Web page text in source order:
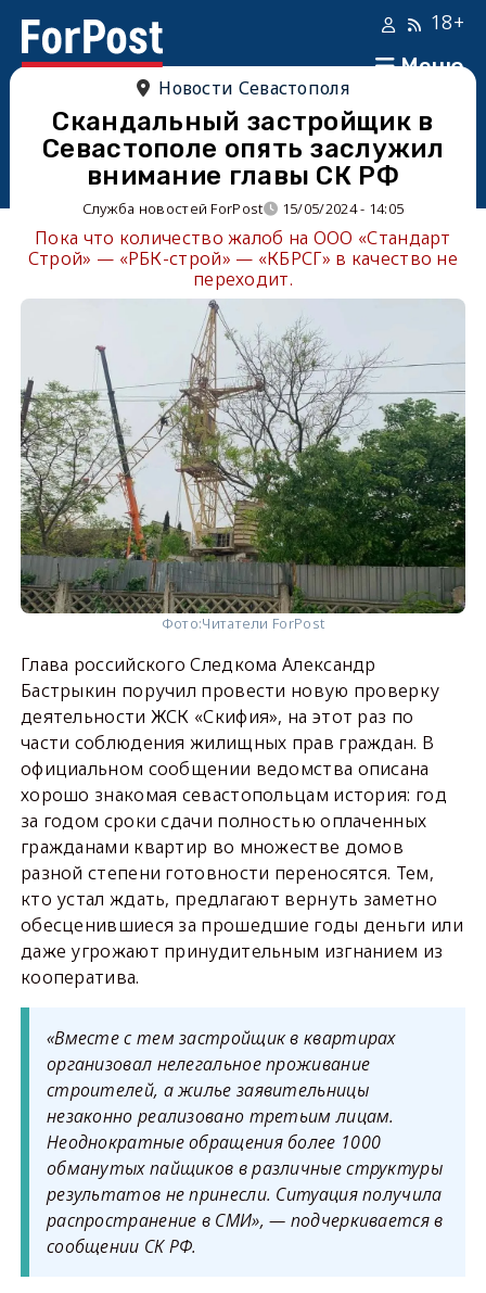
Меню
18+
Новости Севастополя
Скандальный застройщик в
Севастополе опять заслужил
внимание главы СК РФ
Служба новостей ForPost 15/05/2024 - 14:05
Пока что количество жалоб на ООО «Стандарт
Строй» — «РБК-строй» — «КБРСГ» в качество не
переходит.
Фото:Читатели ForPost
Глава российского Следкома Александр
Бастрыкин поручил провести новую проверку
деятельности ЖСК «Скифия», на этот раз по
части соблюдения жилищных прав граждан. В
официальном сообщении ведомства описана
хорошо знакомая севастопольцам история: год
за годом сроки сдачи полностью оплаченных
гражданами квартир во множестве домов
разной степени готовности переносятся. Тем,
кто устал ждать, предлагают вернуть заметно
обесценившиеся за прошедшие годы деньги или
даже угрожают принудительным изгнанием из
кооператива.
«Вместе с тем застройщик в квартирах
организовал нелегальное проживание
строителей, а жилье заявительницы
незаконно реализовано третьим лицам.
Неоднократные обращения более 1000
обманутых пайщиков в различные структуры
результатов не принесли. Ситуация получила
распространение в СМИ», — подчеркивается в
сообщении СК РФ.